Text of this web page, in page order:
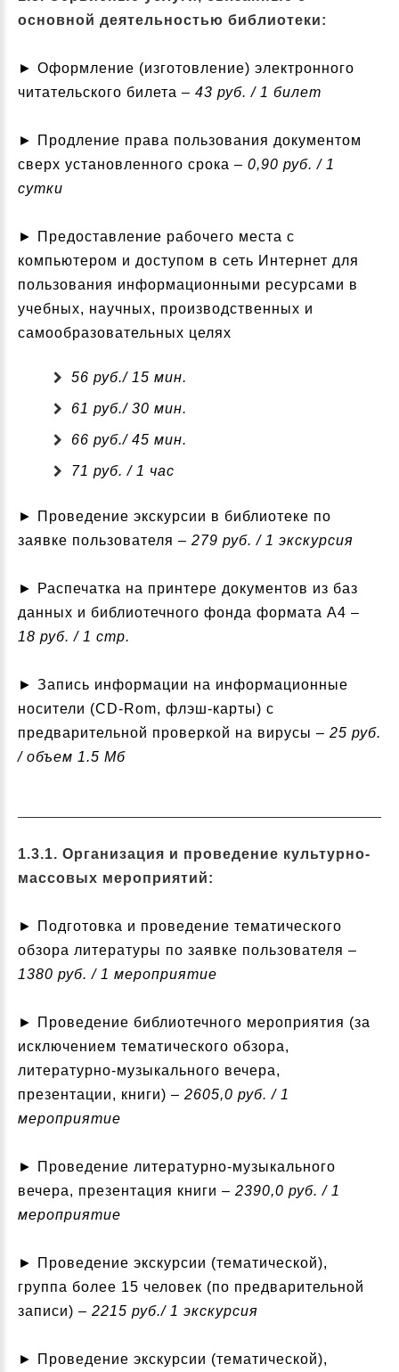
основной деятельностью библиотеки:
► Оформление (изготовление) электронного
читательского билета – 43 руб. / 1 билет
► Продление права пользования документом
сверх установленного срока – 0,90 руб. / 1
сутки
► Предоставление рабочего места с
компьютером и доступом в сеть Интернет для
пользования информационными ресурсами в
учебных, научных, производственных и
самообразовательных целях
56 руб./ 15 мин.
61 руб./ 30 мин.
66 руб./ 45 мин.
71 руб. / 1 час
► Проведение экскурсии в библиотеке по
заявке пользователя – 279 руб. / 1 экскурсия
► Распечатка на принтере документов из баз
данных и библиотечного фонда формата А4 –
18 руб. / 1 стр.
► Запись информации на информационные
носители (CD-Rom, флэш-карты) с
предварительной проверкой на вирусы – 25 руб.
/ объем 1.5 Мб
1.3.1. Организация и проведение культурно-
массовых мероприятий:
► Подготовка и проведение тематического
обзора литературы по заявке пользователя –
1380 руб. / 1 мероприятие
► Проведение библиотечного мероприятия (за
исключением тематического обзора,
литературно-музыкального вечера,
презентации, книги) – 2605,0 руб. / 1
мероприятие
► Проведение литературно-музыкального
вечера, презентация книги – 2390,0 руб. / 1
мероприятие
► Проведение экскурсии (тематической),
группа более 15 человек (по предварительной
записи) – 2215 руб./ 1 экскурсия
►
Проведение экскурсии (тематической),